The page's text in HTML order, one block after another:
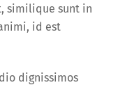
similique sunt in
id est
dignissimos